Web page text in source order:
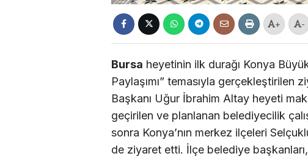
+ -
Bursa heyetinin ilk durağı Konya
Paylaşımı” temasıyla
Başkanı Uğur İbrahim Altay heyeti
geçirilen ve planlanan belediyecilik
sonra Konya’nın merkez ilçeleri
de ziyaret etti. İlçe belediye